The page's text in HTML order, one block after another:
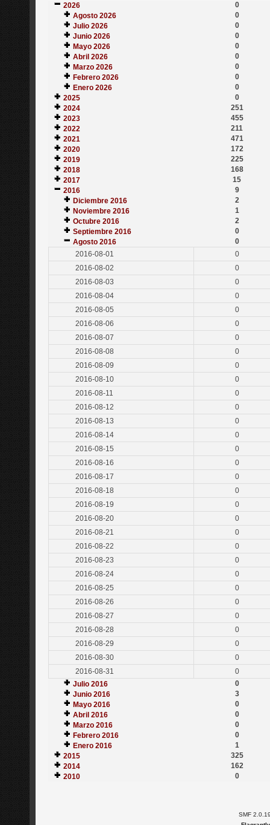
2026
0
Agosto 2026
0
Julio 2026
0
Junio 2026
0
Mayo 2026
0
Abril 2026
0
Marzo 2026
0
Febrero 2026
0
Enero 2026
0
2025
0
2024
251
2023
455
2022
211
2021
471
2020
172
2019
225
2018
168
2017
15
2016
9
Diciembre 2016
2
Noviembre 2016
1
Octubre 2016
2
Septiembre 2016
0
Agosto 2016
0
2016-08-01
0
2016-08-02
0
2016-08-03
0
2016-08-04
0
2016-08-05
0
2016-08-06
0
2016-08-07
0
2016-08-08
0
2016-08-09
0
2016-08-10
0
2016-08-11
0
2016-08-12
0
2016-08-13
0
2016-08-14
0
2016-08-15
0
2016-08-16
0
2016-08-17
0
2016-08-18
0
2016-08-19
0
2016-08-20
0
2016-08-21
0
2016-08-22
0
2016-08-23
0
2016-08-24
0
2016-08-25
0
2016-08-26
0
2016-08-27
0
2016-08-28
0
2016-08-29
0
2016-08-30
0
2016-08-31
0
Julio 2016
0
Junio 2016
3
Mayo 2016
0
Abril 2016
0
Marzo 2016
0
Febrero 2016
0
Enero 2016
1
2015
325
2014
162
2010
0
SMF